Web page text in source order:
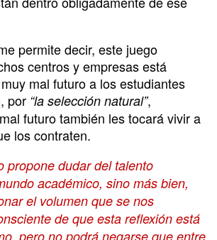
permite decir, este juego
centros y empresas está
mal futuro a los estudiantes
por “la selección natural”,
futuro también les tocará vivir a
los contraten.
propone dudar del talento
académico, sino más bien,
el volumen que se nos
de que esta reflexión está
pero no podrá negarse que entre